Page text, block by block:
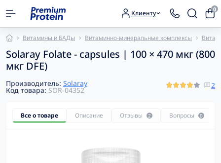
Клиенту 0
Витамины и БАДы Витаминно-минеральные комплексы
Solaray Folate - capsules | 100 × 470 мкг (800
мкг DFE)
Производитель: Solaray
Код товара: SOR-04352
2
Все о товаре Описание Отзывы 2 Вопросы 0